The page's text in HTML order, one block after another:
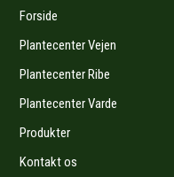
Forside
Plantecenter Vejen
Plantecenter Ribe
Plantecenter Varde
Produkter
Kontakt os